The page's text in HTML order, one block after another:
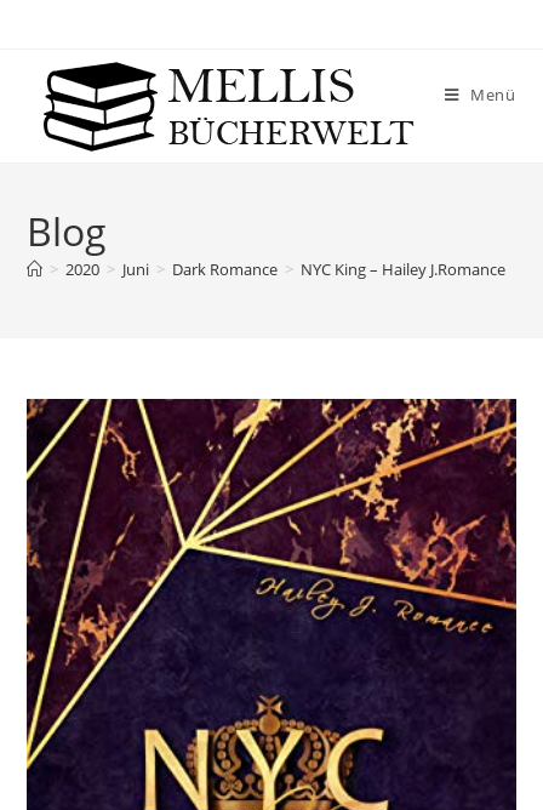
Menü
Blog
> 2020 > Juni > Dark Romance > NYC King – Hailey J.Romance